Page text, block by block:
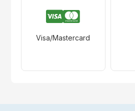
Visa/Mastercard